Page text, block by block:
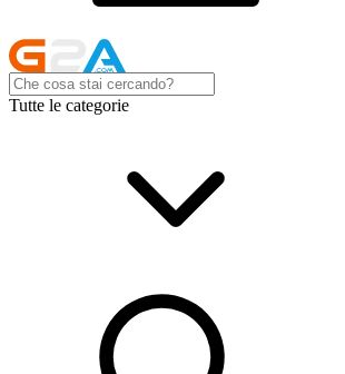
Tutte le categorie